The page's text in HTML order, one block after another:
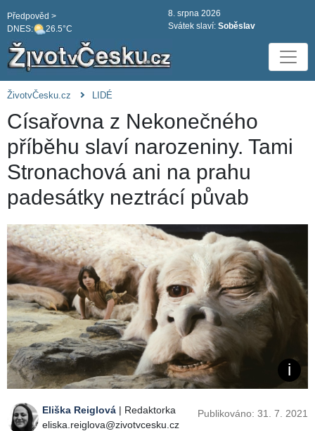
DNES: 26.5°C
Předpověd >
8. srpna 2026
Svátek slaví: Soběslav
ŽivotvČesku.cz LIDÉ
Císařovna z Nekonečného
příběhu slaví narozeniny. Tami
Stronachová ani na prahu
padesátky neztrácí půvab
Eliška Reiglová | Redaktorka
eliska.reiglova@zivotvcesku.cz
Publikováno: 31. 7. 2021